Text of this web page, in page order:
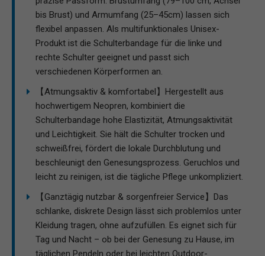
bis Brust) und Armumfang (25–45cm) lassen sich
flexibel anpassen. Als multifunktionales Unisex-
Produkt ist die Schulterbandage für die linke und
rechte Schulter geeignet und passt sich
verschiedenen Körperformen an.
【Atmungsaktiv & komfortabel】Hergestellt aus
hochwertigem Neopren, kombiniert die
Schulterbandage hohe Elastizität, Atmungsaktivität
und Leichtigkeit. Sie hält die Schulter trocken und
schweißfrei, fördert die lokale Durchblutung und
beschleunigt den Genesungsprozess. Geruchlos und
leicht zu reinigen, ist die tägliche Pflege unkompliziert.
【Ganztägig nutzbar & sorgenfreier Service】Das
schlanke, diskrete Design lässt sich problemlos unter
Kleidung tragen, ohne aufzufüllen. Es eignet sich für
Tag und Nacht – ob bei der Genesung zu Hause, im
täglichen Pendeln oder bei leichten Outdoor-